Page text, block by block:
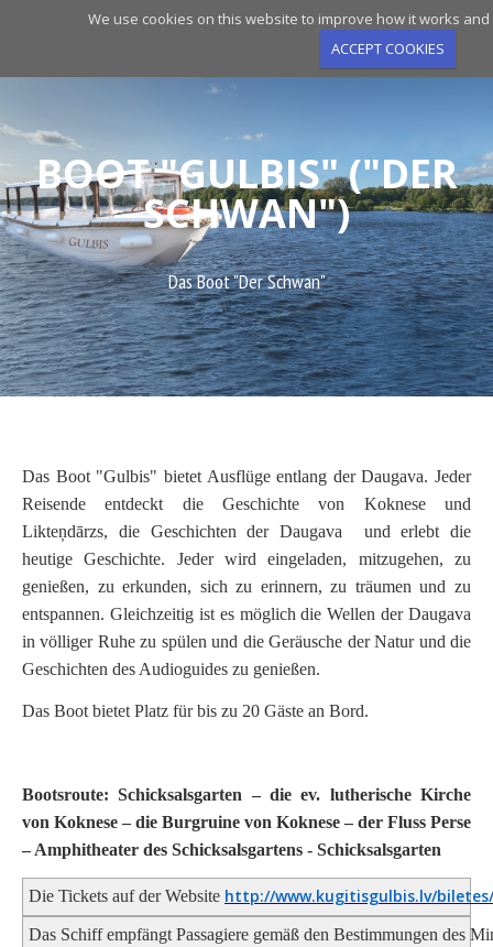
We use cookies on this website to improve how it works and
ACCEPT COOKIES
BOOT "GULBIS" ("DER
SCHWAN")
Das Boot "Der Schwan"
Das Boot "Gulbis" bietet Ausflüge entlang der Daugava. Jeder
Reisende entdeckt die Geschichte von Koknese und
Likteņdārzs, die Geschichten der Daugava und erlebt die
heutige Geschichte. Jeder wird eingeladen, mitzugehen, zu
genießen, zu erkunden, sich zu erinnern, zu träumen und zu
entspannen. Gleichzeitig ist es möglich die Wellen der Daugava
in völliger Ruhe zu spülen und die Geräusche der Natur und die
Geschichten des Audioguides zu genießen.
Das Boot bietet Platz für bis zu 20 Gäste an Bord.
Bootsroute: Schicksalsgarten – die ev. lutherische Kirche
von Koknese – die Burgruine von Koknese – der Fluss Perse
– Amphitheater des Schicksalsgartens - Schicksalsgarten
Die Tickets auf der Website http://www.kugitisgulbis.lv/biletes/
Das Schiff empfängt Passagiere gemäß den Bestimmungen des